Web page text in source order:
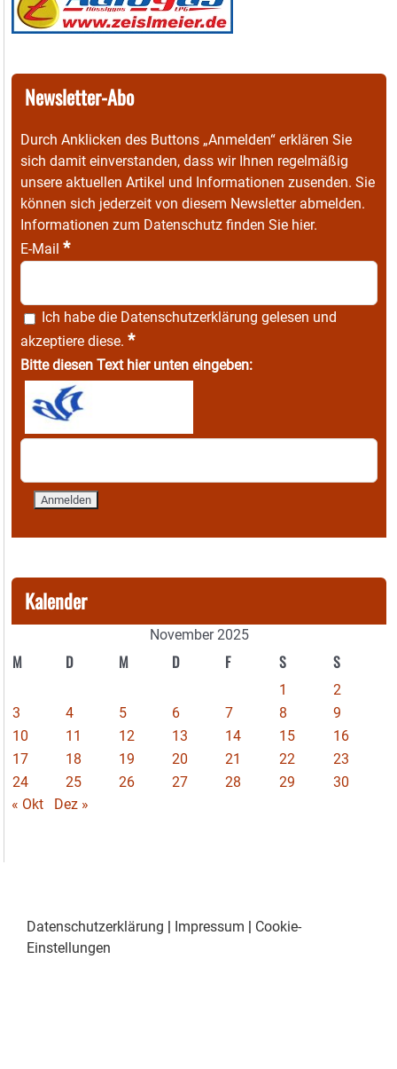
Newsletter-Abo
Durch Anklicken des Buttons „Anmelden“ erklären Sie
sich damit einverstanden, dass wir Ihnen regelmäßig
unsere aktuellen Artikel und Informationen zusenden. Sie
können sich jederzeit von diesem Newsletter abmelden.
Informationen zum Datenschutz finden Sie hier.
E-Mail *
Ich habe die Datenschutzerklärung gelesen und
akzeptiere diese. *
Bitte diesen Text hier unten eingeben:
Kalender
November 2025
M D M D F S S
1
2
3
4 5 6 7 8
9
10
11 12 13 14 15
16
17
18 19 20 21 22
23
24
25 26 27 28 29
30
« Okt
Dez »
Datenschutzerklärung Impressum
Cookie-
Einstellungen